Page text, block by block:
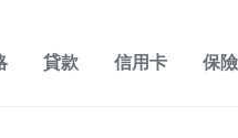
貸款 信用卡 保險